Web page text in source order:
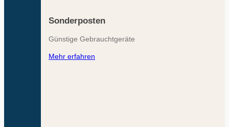
Sonderposten
Günstige Gebrauchtgeräte
Mehr erfahren